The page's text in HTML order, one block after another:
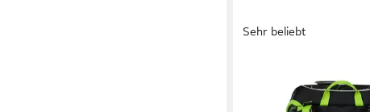
Sehr beliebt
Schulranzen Cubo
199,99 € UVP 289,99 €